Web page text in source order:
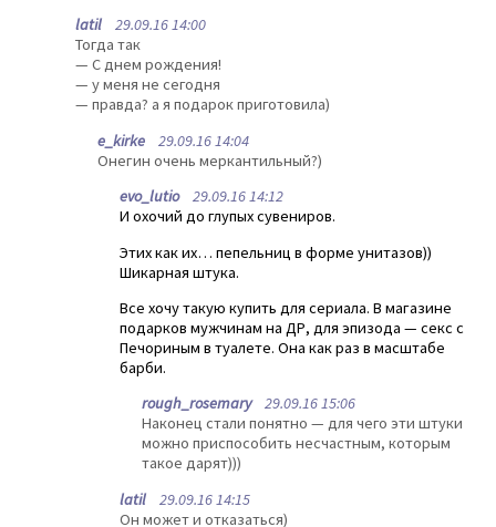
latil 29.09.16 14:00
Тогда так
— С днем рождения!
— у меня не сегодня
— правда? а я подарок приготовила)
e_kirke 29.09.16 14:04
Онегин очень меркантильный?)
evo_lutio29.09.16 14:12
И охочий до глупых сувениров.
Этих как их… пепельниц в форме унитазов))
Шикарная штука.
Все хочу такую купить для сериала. В магазине
подарков мужчинам на ДР, для эпизода — секс с
Печориным в туалете. Она как раз в масштабе
барби.
rough_rosemary29.09.16 15:06
Наконец стали понятно — для чего эти штуки
можно приспособить несчастным, которым
такое дарят)))
latil 29.09.16 14:15
Он может и отказаться)